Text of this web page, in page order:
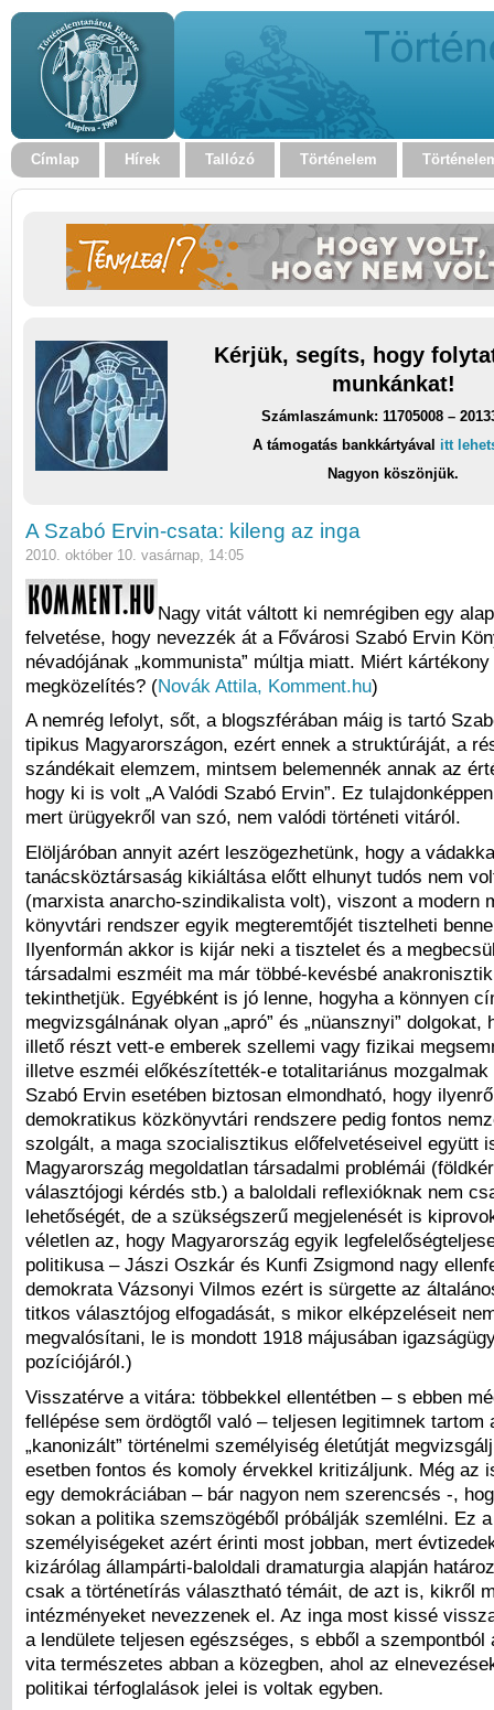
Címlap Hírek Tallózó Történelem
Kérjük, segíts, hogy
munkánkat!
Számlaszámunk: 11705008 –
A támogatás bankkártyával itt
Nagyon köszönjük.
A Szabó Ervin-csata: kileng az inga
2010. október 10. vasárnap, 14:05
Nagy vitát váltott ki nemrégiben egy
felvetése, hogy nevezzék át a Fővárosi Szabó Ervin
névadójának „kommunista” múltja miatt. Miért
megközelítés? (Novák Attila, Komment.hu)
A nemrég lefolyt, sőt, a blogszférában máig is tartó
tipikus Magyarországon, ezért ennek a struktúráját, a
szándékait elemzem, mintsem belemennék annak az
hogy ki is volt „A Valódi Szabó Ervin”. Ez
mert ürügyekről van szó, nem valódi történeti vitáról.
Elöljáróban annyit azért leszögezhetünk, hogy a
tanácsköztársaság kikiáltása előtt elhunyt tudós nem
(marxista anarcho-szindikalista volt), viszont a modern
könyvtári rendszer egyik megteremtőjét tisztelheti
Ilyenformán akkor is kijár neki a tisztelet és a
társadalmi eszméit ma már többé-kevésbé
tekinthetjük. Egyébként is jó lenne, hogyha a könnyen
megvizsgálnának olyan „apró” és „nüansznyi” dolgokat,
illető részt vett-e emberek szellemi vagy fizikai
illetve eszméi előkészítették-e totalitariánus mozgalmak
Szabó Ervin esetében biztosan elmondható, hogy
demokratikus közkönyvtári rendszere pedig fontos
szolgált, a maga szocialisztikus előfelvetéseivel együtt
Magyarország megoldatlan társadalmi problémái
választójogi kérdés stb.) a baloldali reflexióknak nem
lehetőségét, de a szükségszerű megjelenését is
véletlen az, hogy Magyarország egyik
politikusa – Jászi Oszkár és Kunfi Zsigmond nagy
demokrata Vázsonyi Vilmos ezért is sürgette az
titkos választójog elfogadását, s mikor elképzeléseit
megvalósítani, le is mondott 1918 májusában
pozíciójáról.)
Visszatérve a vitára: többekkel ellentétben – s ebben
fellépése sem ördögtől való – teljesen legitimnek tartom
„kanonizált” történelmi személyiség életútját
esetben fontos és komoly érvekkel kritizáljunk. Még az
egy demokráciában – bár nagyon nem szerencsés -,
sokan a politika szemszögéből próbálják szemlélni. Ez
személyiségeket azért érinti most jobban, mert
kizárólag állampárti-baloldali dramaturgia alapján
csak a történetírás választható témáit, de azt is, kikről
intézményeket nevezzenek el. Az inga most kissé
a lendülete teljesen egészséges, s ebből a szempontból
vita természetes abban a közegben, ahol az
politikai térfoglalások jelei is voltak egyben.